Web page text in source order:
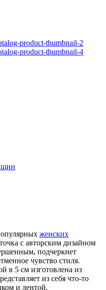
женских
с авторским дизайном
подчеркнет
чувство стиля.
в 5 см изготовлена из
из себя что-то
и лентой.